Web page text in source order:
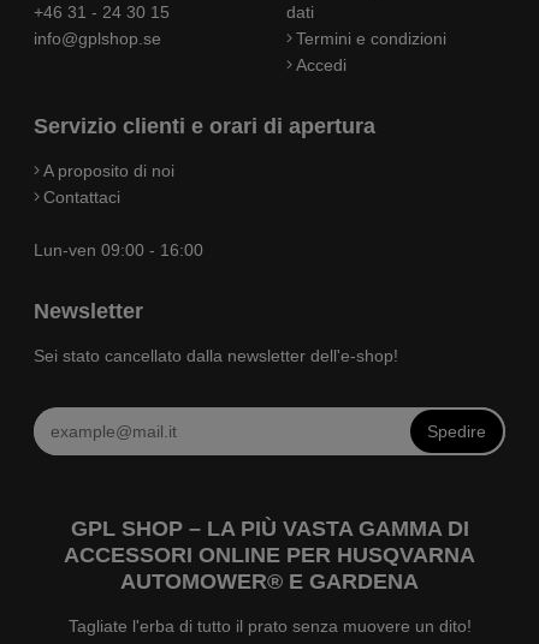
+46 31 - 24 30 15
info@gplshop.se
dati
Termini e condizioni
Accedi
Servizio clienti e orari di apertura
A proposito di noi
Contattaci
Lun-ven 09:00 - 16:00
Newsletter
Sei stato cancellato dalla newsletter dell'e-shop!
Spedire
GPL SHOP – LA PIÙ VASTA GAMMA DI
ACCESSORI ONLINE PER HUSQVARNA
AUTOMOWER® E GARDENA
Tagliate l'erba di tutto il prato senza muovere un dito!